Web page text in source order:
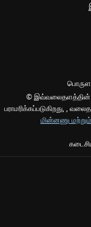
© இவ்வலைதளத்தின்
பராமரிக்கப்படுகிறது, ,
மின்னணு